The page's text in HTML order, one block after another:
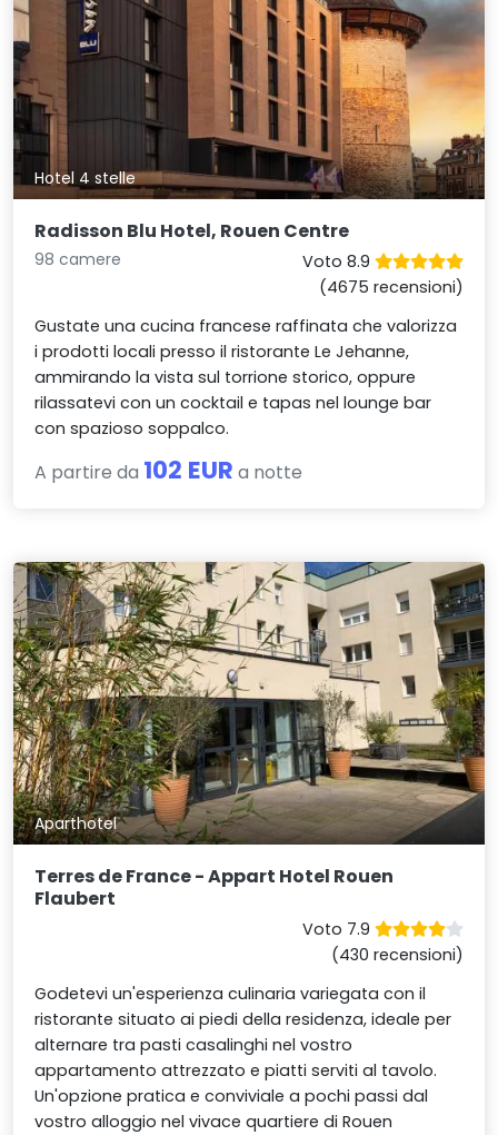
Hotel 4 stelle
Radisson Blu Hotel, Rouen Centre
98 camere
Voto 8.9
(4675 recensioni)
Gustate una cucina francese raffinata che valorizza
i prodotti locali presso il ristorante Le Jehanne,
ammirando la vista sul torrione storico, oppure
rilassatevi con un cocktail e tapas nel lounge bar
con spazioso soppalco.
A partire da 102 EUR a notte
Aparthotel
Terres de France - Appart Hotel Rouen
Flaubert
Voto 7.9
(430 recensioni)
Godetevi un'esperienza culinaria variegata con il
ristorante situato ai piedi della residenza, ideale per
alternare tra pasti casalinghi nel vostro
appartamento attrezzato e piatti serviti al tavolo.
Un'opzione pratica e conviviale a pochi passi dal
vostro alloggio nel vivace quartiere di Rouen